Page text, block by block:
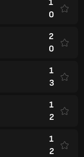
1
0
2
0
1
3
1
2
1
2